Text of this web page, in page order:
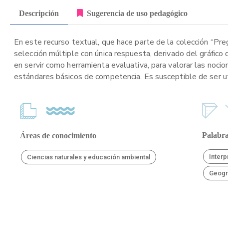
Descripción Sugerencia de uso pedagógico
En este recurso textual, que hace parte de la colección
selección múltiple con única respuesta, derivado del
en servir como herramienta evaluativa, para valorar las
estándares básicos de competencia. Es susceptible de ser
Áreas de conocimiento
Ciencias naturales y educación ambiental